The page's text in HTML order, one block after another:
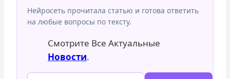
Нейросеть прочитала статью и готова ответить
на любые вопросы по тексту.
Смотрите Все Актуальные
Новости.